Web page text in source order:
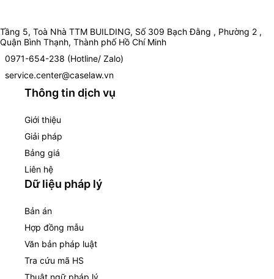
Tầng 5, Toà Nhà TTM BUILDING, Số 309 Bạch Đằng , Phường 2 ,
Quận Bình Thạnh, Thành phố Hồ Chí Minh
0971-654-238 (Hotline/ Zalo)
service.center@caselaw.vn
Thông tin dịch vụ
Giới thiệu
Giải pháp
Bảng giá
Liên hệ
Dữ liệu pháp lý
Bản án
Hợp đồng mẫu
Văn bản pháp luật
Tra cứu mã HS
Thuật ngữ pháp lý